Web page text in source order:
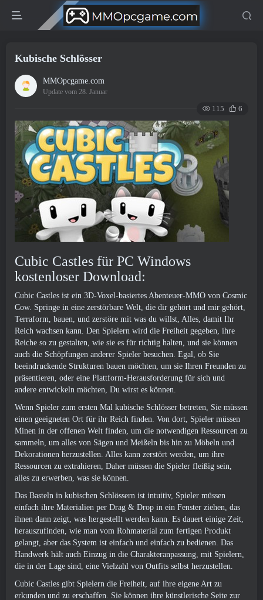
Kubische Schlösser
MMOpcgame.com
Update vom 28. Januar
115 6
Cubic Castles für PC Windows
kostenloser Download:
Cubic Castles ist ein 3D-Voxel-basiertes Abenteuer-MMO von Cosmic
Cow. Springe in eine zerstörbare Welt, die dir gehört und mir gehört,
Terraform, bauen, und zerstöre mit was du willst, Alles, damit Ihr
Reich wachsen kann. Den Spielern wird die Freiheit gegeben, ihre
Reiche so zu gestalten, wie sie es für richtig halten, und sie können
auch die Schöpfungen anderer Spieler besuchen. Egal, ob Sie
beeindruckende Strukturen bauen möchten, um sie Ihren Freunden zu
präsentieren, oder eine Plattform-Herausforderung für sich und
andere entwickeln möchten, Du wirst es können.
Wenn Spieler zum ersten Mal kubische Schlösser betreten, Sie müssen
einen geeigneten Ort für ihr Reich finden. Von dort, Spieler müssen
Minen in der offenen Welt finden, um die notwendigen Ressourcen zu
sammeln, um alles von Sägen und Meißeln bis hin zu Möbeln und
Dekorationen herzustellen. Alles kann zerstört werden, um ihre
Ressourcen zu extrahieren, Daher müssen die Spieler fleißig sein,
alles zu erwerben, was sie können.
Das Basteln in kubischen Schlössern ist intuitiv, Spieler müssen
einfach ihre Materialien per Drag & Drop in ein Fenster ziehen, das
ihnen dann zeigt, was hergestellt werden kann. Es dauert einige Zeit,
herauszufinden, wie man vom Rohmaterial zum fertigen Produkt
gelangt, aber das System ist einfach und einfach zu bedienen. Das
Handwerk hält auch Einzug in die Charakteranpassung, mit Spielern,
die in der Lage sind, eine Vielzahl von Outfits selbst herzustellen.
Cubic Castles gibt Spielern die Freiheit, auf ihre eigene Art zu
erkunden und zu erschaffen. Sie können ihre künstlerische Seite zur